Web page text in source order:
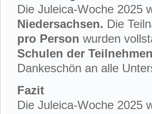
Die Juleica-Woche 2025
Niedersachsen. Die
pro Person wurden
Schulen der
Dankeschön an alle
Fazit
Die Juleica-Woche 2025